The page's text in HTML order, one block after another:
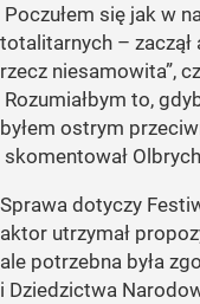
Poczułem się jak w
totalitarnych – zaczął
rzecz niesamowita”,
Rozumiałbym to,
byłem ostrym
skomentował
Sprawa dotyczy
aktor utrzymał
ale potrzebna była
i Dziedzictwa